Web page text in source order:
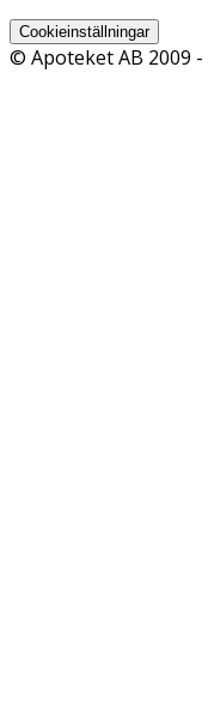
Cookieinställningar
© Apoteket AB 2009 -